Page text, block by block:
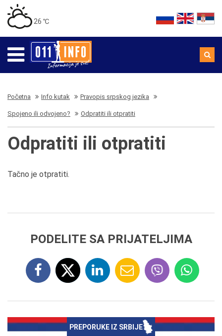
26 ℃
Početna Info kutak Pravopis srpskog jezika
Spojeno ili odvojeno? Odpratiti ili otpratiti
Odpratiti ili otpratiti
Tačno je otpratiti.
PODELITE SA PRIJATELJIMA
PREPORUKE IZ SRBIJE